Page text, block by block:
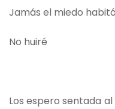
Jamás el miedo
No huiré
Los espero sentada